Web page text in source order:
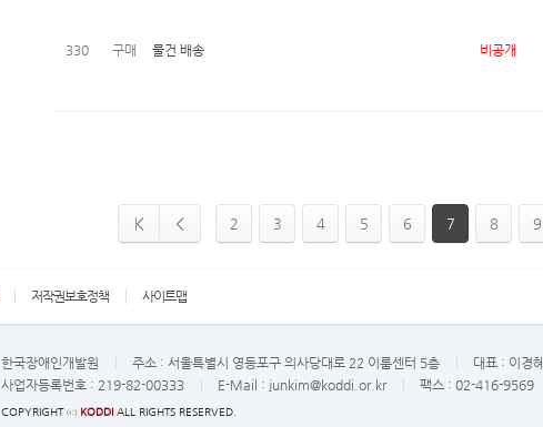
330 구매 물건 배송 비공개
2 3 4 5 6 7 8 9
저작권보호정책 사이트맵
한국장애인개발원 주소 : 서울특별시 영등포구 의사당대로 22 이룸센터 5층 대표 : 이경혜
사업자등록번호 : 219-82-00333 E-Mail : junkim@koddi.or.kr 팩스 : 02-416-9569
COPYRIGHT ⓒ KODDI ALL RIGHTS RESERVED.